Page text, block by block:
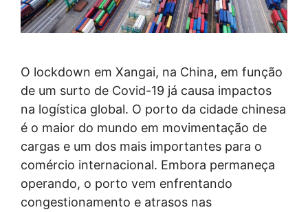
O lockdown em Xangai, na China, em função
de um surto de Covid-19 já causa impactos
na logística global. O porto da cidade chinesa
é o maior do mundo em movimentação de
cargas e um dos mais importantes para o
comércio internacional. Embora permaneça
operando, o porto vem enfrentando
congestionamento e atrasos nas